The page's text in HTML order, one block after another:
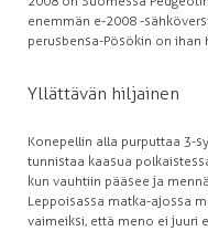
enemmän e-2008 -
perusbensa-Pösökin on ihan
Yllättävän hiljainen
Konepellin alla purputtaa 3-
tunnistaa kaasua
kun vauhtiin pääsee ja
Leppoisassa matka-ajossa
vaimeiksi, että meno ei juuri